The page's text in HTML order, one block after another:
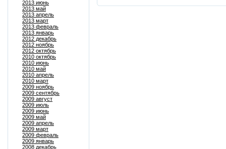
2013 июнь
2013 май
2013 апрель
2013 март
2013 февраль
2013 январь
2012 декабрь
2012 ноябрь
2012 октябрь
2010 октябрь
2010 июнь
2010 май
2010 апрель
2010 март
2009 ноябрь
2009 сентябрь
2009 август
2009 июль
2009 июнь
2009 май
2009 апрель
2009 март
2009 февраль
2009 январь
2008 декабрь